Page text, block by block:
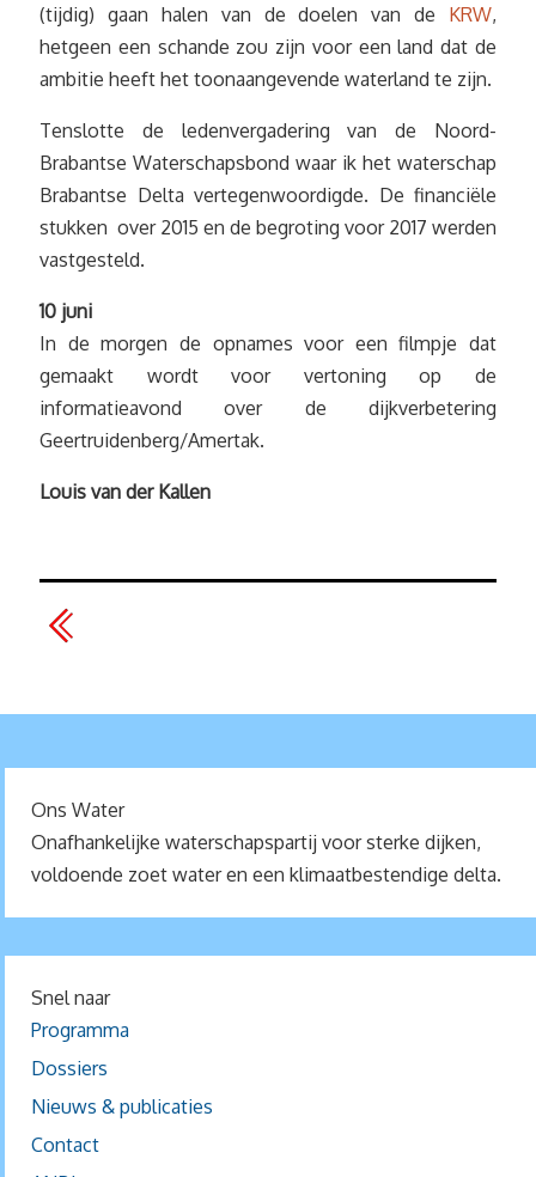
(tijdig) gaan halen van de doelen van de KRW,
hetgeen een schande zou zijn voor een land dat de
ambitie heeft het toonaangevende waterland te zijn.
Tenslotte de ledenvergadering van de Noord-
Brabantse Waterschapsbond waar ik het waterschap
Brabantse Delta vertegenwoordigde. De financiële
stukken over 2015 en de begroting voor 2017 werden
vastgesteld.
10 juni
In de morgen de opnames voor een filmpje dat
gemaakt wordt voor vertoning op de
informatieavond over de dijkverbetering
Geertruidenberg/Amertak.
Louis van der Kallen
Ons Water
Onafhankelijke waterschapspartij voor sterke dijken,
voldoende zoet water en een klimaatbestendige delta.
Snel naar
Programma
Dossiers
Nieuws & publicaties
Contact